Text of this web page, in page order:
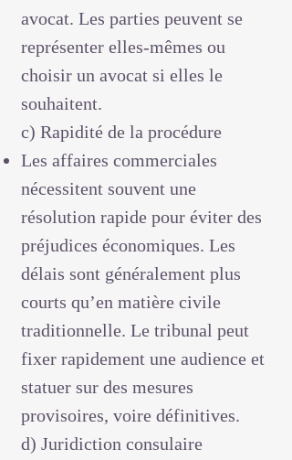
avocat. Les parties peuvent se
représenter elles-mêmes ou
choisir un avocat si elles le
souhaitent.
c) Rapidité de la procédure
Les affaires commerciales
nécessitent souvent une
résolution rapide pour éviter des
préjudices économiques. Les
délais sont généralement plus
courts qu’en matière civile
traditionnelle. Le tribunal peut
fixer rapidement une audience et
statuer sur des mesures
provisoires, voire définitives.
d) Juridiction consulaire